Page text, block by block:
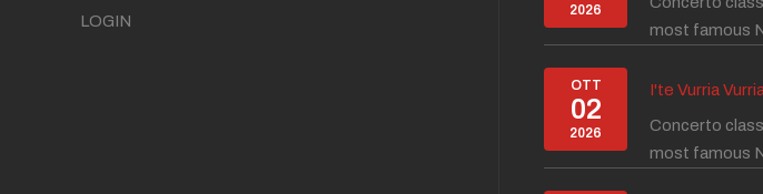
LOGIN
2026
most famous
OTT
02
2026
I'te Vurria
Concerto
most famous